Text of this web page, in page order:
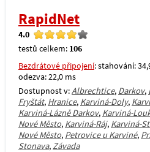
RapidNet
4.0
testů celkem: 106
Bezdrátové připojení: stahování:
odezva: 22,0 ms
Dostupnost v:Albrechtice, Darkov,
Fryštát, Hranice, Karviná-Doly,
Karviná-Lázně Darkov, Karviná-
Nové Město, Karviná-Ráj, Karviná-
Nové Město, Petrovice u Karviné,
Stonava,Závada